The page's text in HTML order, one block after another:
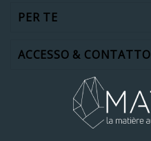
PER TE
ACCESSO & CONTATTO